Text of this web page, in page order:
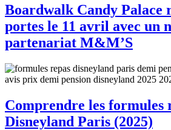
Boardwalk Candy Palace
portes le 11 avril avec un
partenariat M&M’S
Comprendre les formules
Disneyland Paris (2025)